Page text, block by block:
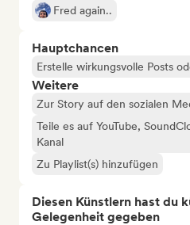
Fred again..
Hauptchancen
Erstelle wirkungsvolle Posts
Weitere
Zur Story auf den sozialen
Teile es auf YouTube,
Kanal
Zu Playlist(s) hinzufügen
Diesen Künstlern hast du
Gelegenheit gegeben